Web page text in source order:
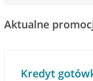
Aktualne
Kredyt